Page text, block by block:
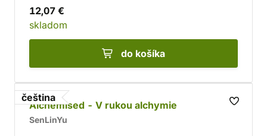
12,07 €
skladom
do košíka
čeština
Alchemised - V rukou alchymie
SenLinYu